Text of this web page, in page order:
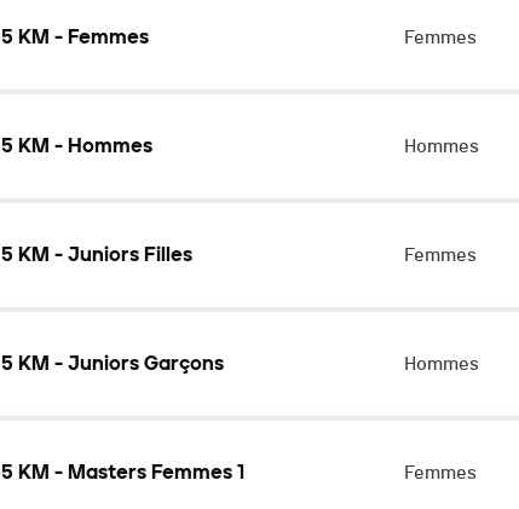
5 KM - Femmes Femmes
5 KM - Hommes Hommes
5 KM - Juniors Filles Femmes
5 KM - Juniors Garçons Hommes
5 KM - Masters Femmes 1 Femmes